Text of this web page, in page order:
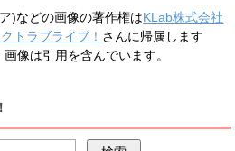
)などの画像の著作権はKLab株式会社
トラブライブ！ さんに帰属します
像は引用を含んでいます。